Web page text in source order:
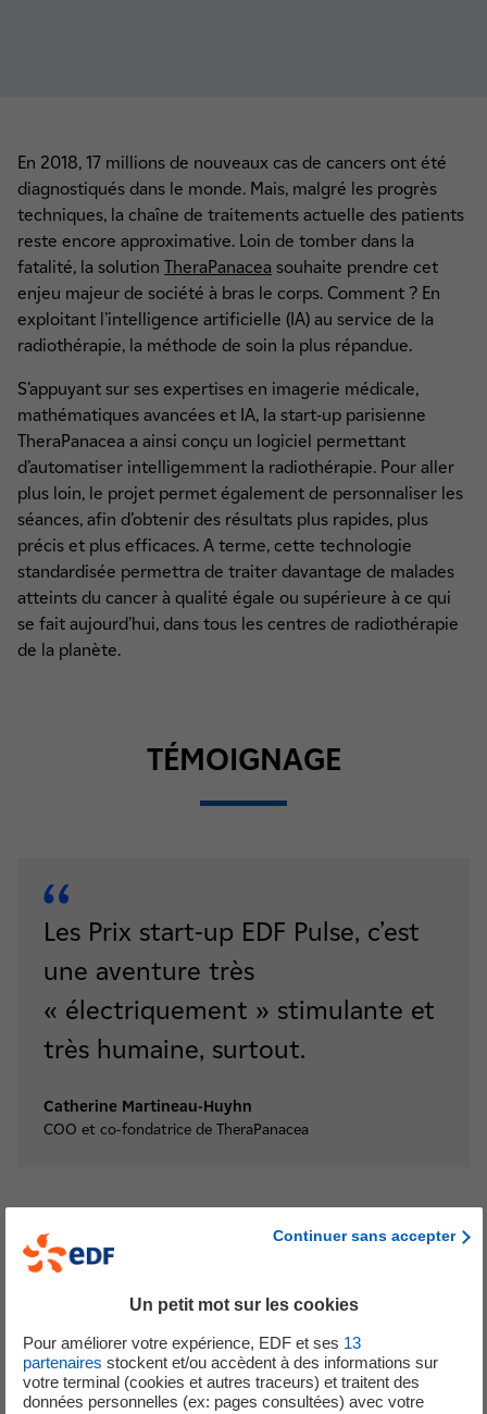
En 2018, 17 millions de nouveaux cas de cancers ont été
diagnostiqués dans le monde. Mais, malgré les progrès
techniques, la chaîne de traitements actuelle des patients
reste encore approximative. Loin de tomber dans la
fatalité, la solution TheraPanacea souhaite prendre cet
enjeu majeur de société à bras le corps. Comment ? En
exploitant l’intelligence artificielle (IA) au service de la
radiothérapie, la méthode de soin la plus répandue.
S’appuyant sur ses expertises en imagerie médicale,
mathématiques avancées et IA, la start-up parisienne
TheraPanacea a ainsi conçu un logiciel permettant
d’automatiser intelligemment la radiothérapie. Pour aller
plus loin, le projet permet également de personnaliser les
séances, afin d’obtenir des résultats plus rapides, plus
précis et plus efficaces. A terme, cette technologie
standardisée permettra de traiter davantage de malades
atteints du cancer à qualité égale ou supérieure à ce qui
se fait aujourd’hui, dans tous les centres de radiothérapie
de la planète.
TÉMOIGNAGE
Les Prix start-up EDF Pulse, c’est
une aventure très
« électriquement » stimulante et
très humaine, surtout.
Catherine Martineau-Huyhn
COO et co-fondatrice de TheraPanacea
L’importance du projet pour la société, ainsi que la maîtrise
des technologies à l’œuvre ont séduit le Grand Jury des
place sur le podium. L’équipe de TheraPanacea a pour
ambition d’accélérer la commercialisation de sa solution
en France et en Europe afin de se lancer sur le marché
Continuer sans accepter
Un petit mot sur les cookies
Pour améliorer votre expérience, EDF et ses 13
partenaires stockent et/ou accèdent à des informations sur
votre terminal (cookies et autres traceurs) et traitent des
données personnelles (ex: pages consultées) avec votre